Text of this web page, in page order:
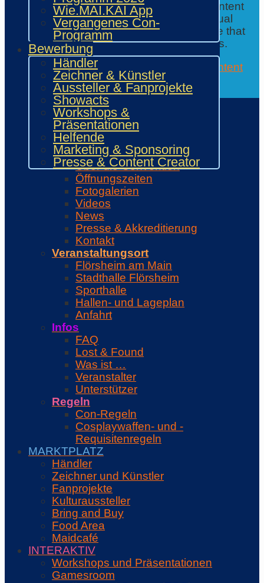
Wie.MAI.KAI App
Vergangenes Con-
Programm
Bewerbung
Händler
Zeichner & Künstler
Aussteller & Fanprojekte
Showacts
Workshops &
Präsentationen
Helfende
Marketing & Sponsoring
Presse & Content Creator
You are currently viewing a placeholder content
Google Translate. To access the actual
content, click the button below. Please note that
this will share data with third-party providers.
Accept the required service and unlock content
Further information
Contact
✕
Con-Info
Veranstaltung
Über die Convention
Öffnungszeiten
Fotogalerien
Videos
News
Presse & Akkreditierung
Kontakt
Veranstaltungsort
Flörsheim am Main
Stadthalle Flörsheim
Sporthalle
Hallen- und Lageplan
Anfahrt
Infos
FAQ
Lost & Found
Was ist …
Veranstalter
Unterstützer
Regeln
Con-Regeln
Cosplaywaffen- und -
Requisitenregeln
MARKTPLATZ
Händler
Zeichner und Künstler
Fanprojekte
Kulturaussteller
Bring and Buy
Food Area
Maidcafé
INTERAKTIV
Workshops und Präsentationen
Gamesroom